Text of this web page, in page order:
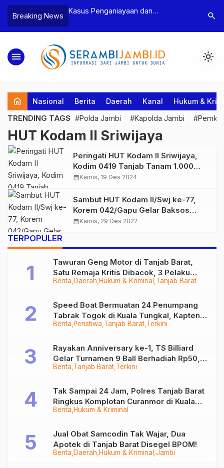
Breaking News
Bea Cukai
Pelaku beserta
dan 146 Gram
Kasus Penganiayaan dan
Tebo Tetapkan Dua Tersangka
Polres
Dua
search
menu light_mode
home Nasional Berita Daerah Kanal Hukum &
TRENDING TAGS #Polda Jambi #Kapolda Jambi
HUT Kodam II Sriwijaya
Peringati HUT Kodam II Sriwijaya,
Kodim 0419 Tanjab Tanam 1.000
Bibit Mangrove di Pesisir Pantai
calendar_monthKamis, 19 Des 2024
Sambut HUT Kodam II/Swj ke-77,
Korem 042/Gapu Gelar Baksos
Donor Darah dan Pemberian
calendar_monthKamis, 29 Des 2022
TERPOPULER
Berita Daerah Hukum & Kriminal Tanjab Barat
Tawuran Geng Motor di Tanjab Barat,
Satu Remaja Kritis Dibacok, 3 Pelaku
Ditangkap
Berita Peristiwa Tanjab Barat Terkini
Speed Boat Bermuatan 24 Penumpang
Tabrak Togok di Kuala Tungkal, Kapten
Sempat Hilang
Berita Tanjab Barat Terkini
Rayakan Anniversary ke-1, TS Billiard
Gelar Turnamen 9 Ball Berhadiah Rp50,8
Juta
Berita Hukum & Kriminal
Tak Sampai 24 Jam, Polres Tanjab Barat
Ringkus Komplotan Curanmor di Kuala
Tungkal
Berita Daerah Hukum & Kriminal Jambi
Jual Obat Samcodin Tak Wajar, Dua
Apotek di Tanjab Barat Disegel BPOM!